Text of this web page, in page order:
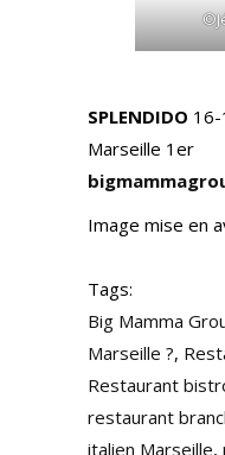
SPLENDIDO 16-
Marseille 1er
Image mise en
Tags:
Big Mamma
Marseille ?,
Restaurant
restaurant
italien Marseille,